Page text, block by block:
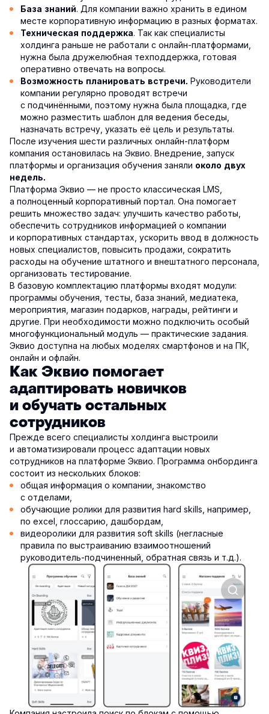
База знаний. Для компании важно хранить в едином
месте корпоративную информацию в разных форматах.
Техническая поддержка. Так как специалисты
холдинга раньше не работали с онлайн-платформами,
нужна была дружелюбная техподдержка, готовая
оперативно отвечать на вопросы.
Возможность планировать встречи. Руководители
компании регулярно проводят встречи
с подчинёнными, поэтому нужна была площадка, где
можно разместить шаблон для ведения беседы,
назначать встречу, указать её цель и результаты.
После изучения шести различных онлайн-платформ
компания остановилась на Эквио. Внедрение, запуск
платформы и организация обучения заняли около двух
недель.
Платформа Эквио — не просто классическая LMS,
а полноценный корпоративный портал. Она помогает
решить множество задач: улучшить качество работы,
обеспечить сотрудников информацией о компании
и корпоративных стандартах, ускорить ввод в должность
новых специалистов, повысить продажи, сократить
расходы на обучение штатного и внештатного персонала,
организовать тестирование.
В базовую комплектацию платформы входят модули:
программы обучения, тесты, база знаний, медиатека,
мероприятия, магазин подарков, награды, рейтинги и
другие. При необходимости можно подключить особый
многофункциональный модуль — практические задания.
Эквио доступна на любых моделях смартфонов и на ПК,
онлайн и офлайн.
Как Эквио помогает
адаптировать новичков
и обучать остальных
сотрудников
Прежде всего специалисты холдинга выстроили
и автоматизировали процесс адаптации новых
сотрудников на платформе Эквио. Программа онбординга
состоит из нескольких блоков:
общая информация о компании, знакомство
с отделами,
обучающие ролики для развития hard skills, например,
по excel, глоссарию, дашбордам,
видеоролики для развития soft skills (негласные
правила по выстраиванию взаимоотношений
руководитель-подчиненный, обратная связь и т.д.).